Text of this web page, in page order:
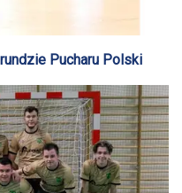
Pucharu Polski